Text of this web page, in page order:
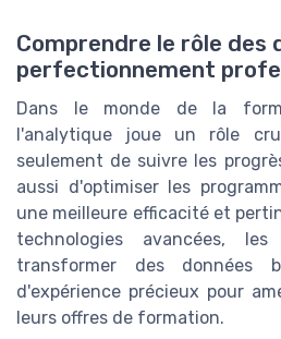
Comprendre le rôle des
perfectionnement
Dans le monde de la
l'analytique joue un rôle
seulement de suivre les
aussi d'optimiser les
une meilleure efficacité et
technologies avancées,
transformer des données
d'expérience précieux pour
leurs offres de formation.